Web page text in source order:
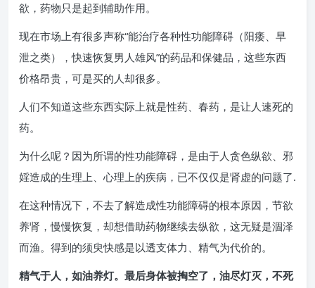
欲，药物只是起到辅助作用。
现在市场上有很多声称“能治疗各种性功能障碍（阳痿、早
泄之类），快速恢复男人雄风”的药品和保健品，这些东西
价格昂贵，可是买的人却很多。
人们不知道这些东西实际上就是性药、春药，是让人速死的
药。
为什么呢？因为所谓的性功能障碍，是由于人贪色纵欲、邪
婬造成的生理上、心理上的疾病，已不仅仅是肾虚的问题了.
在这种情况下，不去了解造成性功能障碍的根本原因，节欲
养肾，慢慢恢复，却想借助药物继续去纵欲，这无疑是涸泽
而渔。得到的须臾快感是以透支体力、精气为代价的。
精气于人，如油养灯。 最后身体被掏空了，油尽灯灭，不死